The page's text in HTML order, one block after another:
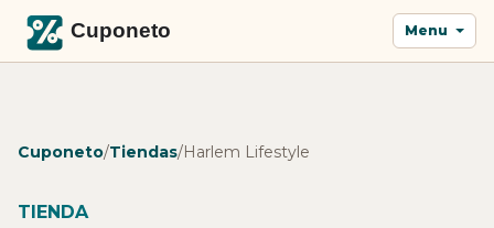
Menu
Cuponeto/Tiendas/Harlem Lifestyle
TIENDA